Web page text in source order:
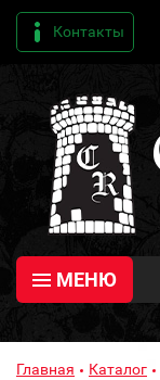
Контакты
МЕНЮ
Главная Каталог